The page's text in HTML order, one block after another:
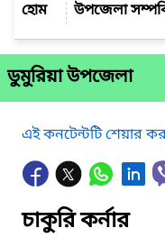
উপজেলা
ডুমুরিয়া উপজেলা
এই কনটেন্টটি শেয়ার
চাকুরি কর্নার